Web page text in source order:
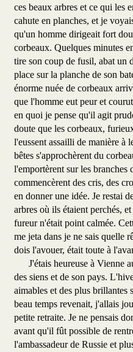
ces beaux arbres et ce qui les
cahute en planches, et je
qu'un homme dirigeait fort
corbeaux. Quelques minutes
tire son coup de fusil, abat un
place sur la planche de son
énorme nuée de corbeaux
que l'homme eut peur et
en quoi je pense qu'il agit
doute que les corbeaux,
l'eussent assailli de manière à
bêtes s'approchèrent du
l'emportèrent sur les branches
commencèrent des cris, des
en donner une idée. Je restai
arbres où ils étaient perchés,
fureur n'était point calmée.
me jeta dans je ne sais quelle
dois l'avouer, était toute à
J'étais heureuse à Vienne
des siens et de son pays.
aimables et des plus brillantes
beau temps revenait, j'allais
petite retraite. Je ne pensais
avant qu'il fût possible de
l'ambassadeur de Russie et